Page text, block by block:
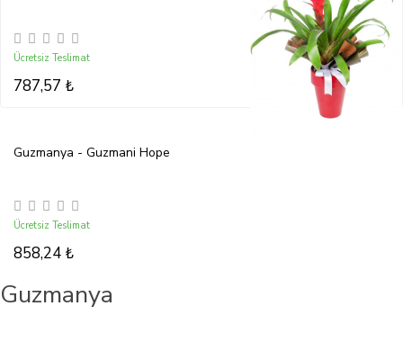
Ücretsiz Teslimat
787,57 ₺
Guzmanya - Guzmani Hope
Ücretsiz Teslimat
858,24 ₺
Guzmanya